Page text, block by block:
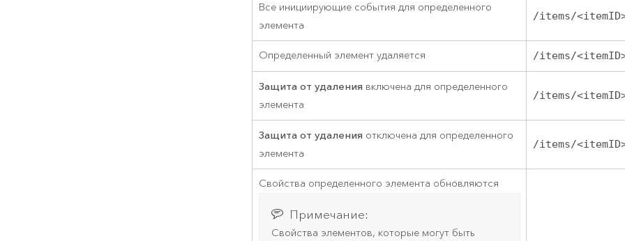
Все инициирующие события для определенного
элемента
/items/
Определенный элемент удаляется /items/
Защита от удаления включена для определенного
элемента
/items/
Защита от удаления отключена для определенного
элемента
/items/
Свойства определенного элемента обновляются
Примечание:
Свойства элементов, которые могут быть